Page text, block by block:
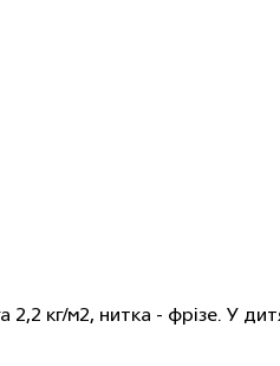
2,2 кг/м2, нитка - фрiзе. У